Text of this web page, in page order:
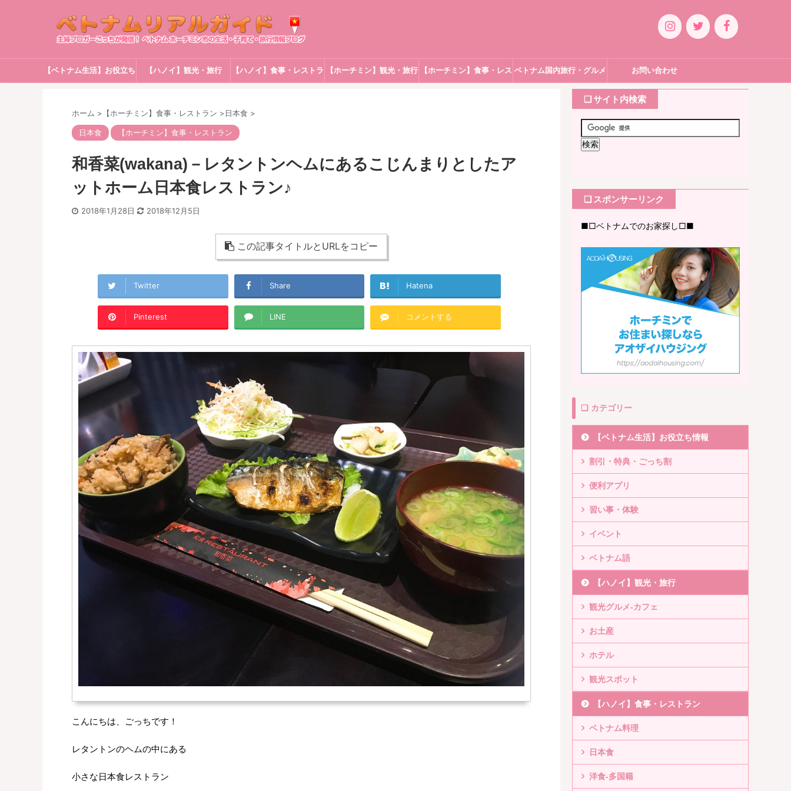
【ベトナム生活】お役立ち 【ハノイ】観光・旅行 【ハノイ】食事・レストラ 【ホーチミン】観光・旅行 【ホーチミン】食事・レス ベトナム国内旅行・グルメ お問い合わせ
ホーム > 【ホーチミン】食事・レストラン >日本食 >
日本食 【ホーチミン】食事・レストラン
和香菜(wakana)－レタントンヘムにあるこじんまりとしたア
ットホーム日本食レストラン♪
2018年1月28日 2018年12月5日
この記事タイトルとURLをコピー
Twitter Share Hatena
Pinterest LINE コメントする
こんにちは、ごっちです！
レタントンのヘムの中にある
小さな日本食レストラン
❏ サイト内検索
❏ スポンサーリンク
■□ベトナムでのお家探し□■
❏ カテゴリー
【ベトナム生活】お役立ち情報
割引・特典・ごっち割
便利アプリ
習い事・体験
イベント
ベトナム語
【ハノイ】観光・旅行
観光グルメ-カフェ
お土産
ホテル
観光スポット
【ハノイ】食事・レストラン
ベトナム料理
日本食
洋食-多国籍